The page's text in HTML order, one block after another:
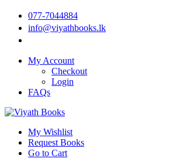
077-7044884
info@viyathbooks.lk
My Account
Checkout
Login
FAQs
My Wishlist
Request Books
Go to Cart